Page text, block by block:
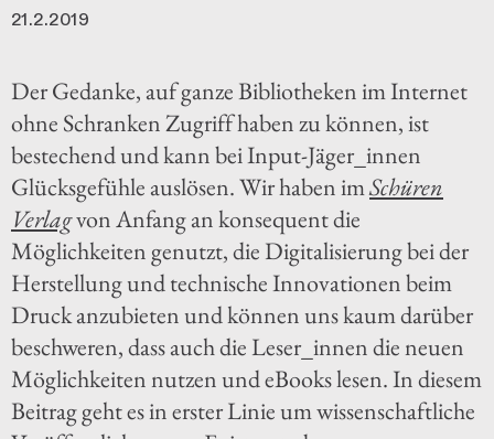
21.2.2019
Der Gedanke, auf ganze Bibliotheken im Internet
ohne Schranken Zugriff haben zu können, ist
bestechend und kann bei Input-Jäger_innen
Glücksgefühle auslösen. Wir haben imSchüren
Verlagvon Anfang an konsequent die
Möglichkeiten genutzt, die Digitalisierung bei der
Herstellung und technische Innovationen beim
Druck anzubieten und können uns kaum darüber
beschweren, dass auch die Leser_innen die neuen
Möglichkeiten nutzen und eBooks lesen. In diesem
Beitrag geht es in erster Linie um wissenschaftliche